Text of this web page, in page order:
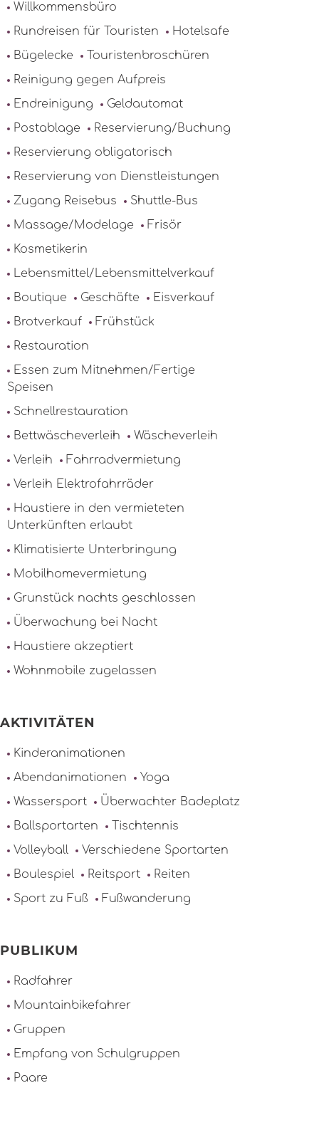
Willkommensbüro
Rundreisen für Touristen
Hotelsafe
Bügelecke
Touristenbroschüren
Reinigung gegen Aufpreis
Endreinigung
Geldautomat
Postablage
Reservierung/Buchung
Reservierung obligatorisch
Reservierung von Dienstleistungen
Zugang Reisebus
Shuttle-Bus
Massage/Modelage
Frisör
Kosmetikerin
Lebensmittel/Lebensmittelverkauf
Boutique
Geschäfte
Eisverkauf
Brotverkauf
Frühstück
Restauration
Essen zum Mitnehmen/Fertige
Speisen
Schnellrestauration
Bettwäscheverleih
Wäscheverleih
Verleih
Fahrradvermietung
Verleih Elektrofahrräder
Haustiere in den vermieteten
Unterkünften erlaubt
Klimatisierte Unterbringung
Mobilhomevermietung
Grunstück nachts geschlossen
Überwachung bei Nacht
Haustiere akzeptiert
Wohnmobile zugelassen
AKTIVITÄTEN
Kinderanimationen
Abendanimationen
Yoga
Wassersport
Überwachter Badeplatz
Ballsportarten
Tischtennis
Volleyball
Verschiedene Sportarten
Boulespiel
Reitsport
Reiten
Sport zu Fuß
Fußwanderung
PUBLIKUM
Radfahrer
Mountainbikefahrer
Gruppen
Empfang von Schulgruppen
Paare